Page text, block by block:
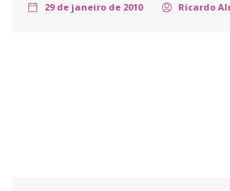
29 de janeiro de 2010 Ricardo